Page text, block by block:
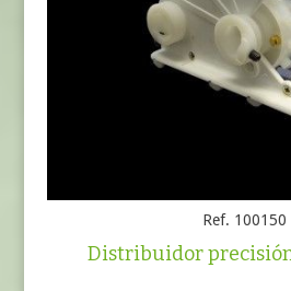
Ref. 100150
Distribuidor